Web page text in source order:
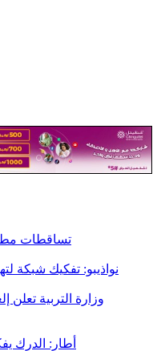
تساقطات مطرية
نواذيبو: تفكيك شبكة لتهريب
وزارة التربية تعلن
أطار: الدرك